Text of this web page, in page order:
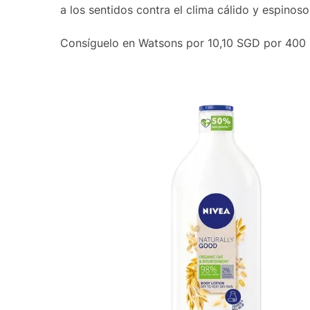
a los sentidos contra el clima cálido y
Consíguelo en Watsons por 10,10 SGD por 400